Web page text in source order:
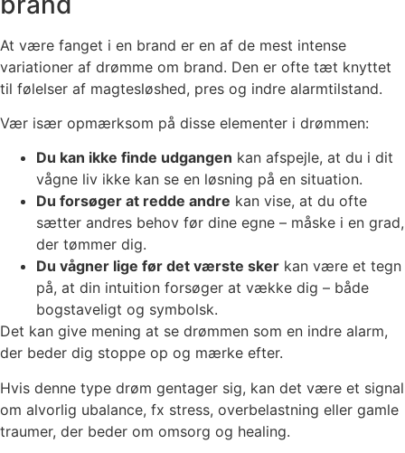
At være fanget i en brand er en af de mest intense
variationer af drømme om brand. Den er ofte tæt knyttet
til følelser af magtesløshed, pres og indre alarmtilstand.
Vær især opmærksom på disse elementer i drømmen:
Du kan ikke finde udgangen kan afspejle, at du i dit
vågne liv ikke kan se en løsning på en situation.
Du forsøger at redde andre kan vise, at du ofte
sætter andres behov før dine egne – måske i en grad,
der tømmer dig.
Du vågner lige før det værste sker kan være et tegn
på, at din intuition forsøger at vække dig – både
bogstaveligt og symbolsk.
Det kan give mening at se drømmen som en indre alarm,
der beder dig stoppe op og mærke efter.
Hvis denne type drøm gentager sig, kan det være et signal
om alvorlig ubalance, fx stress, overbelastning eller gamle
traumer, der beder om omsorg og healing.